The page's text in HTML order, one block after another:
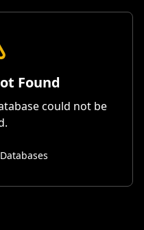
Found
could not be